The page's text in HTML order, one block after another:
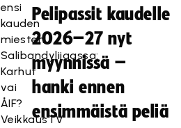
ensi
kauden
miesten
Salibandyliigassa:
Karhut
vai
ÅIF?
VeikkausTV
Pelipassit kaudelle
2026–27 nyt
myynnissä –
hanki ennen
ensimmäistä peliä